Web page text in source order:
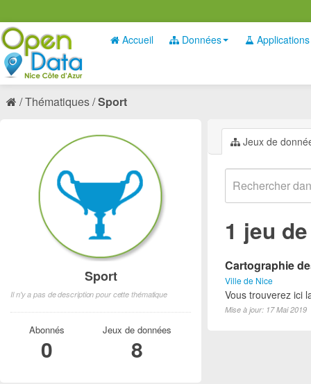
Accueil Données Applications
Thématiques Sport
Jeux de
1 jeu
Cartographie
Ville de Nice
Vous trouverez ici
Mise à jour: 17 Mai 2019
Sport
Il n'y a pas de description pour cette thématique
Abonnés
0
Jeux de données
8